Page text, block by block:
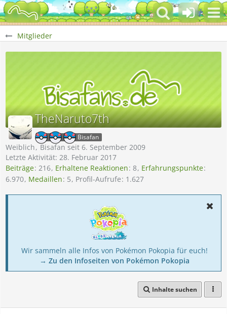
Mitglieder
TheNaruto7th
Bisafan
Weiblich Bisafan seit 6. September 2009
Letzte Aktivität: 28. Februar 2017
Beiträge 216 Erhaltene Reaktionen 8 Erfahrungspunkte
6.970 Medaillen 5 Profil-Aufrufe 1.627
Wir sammeln alle Infos von Pokémon Pokopia für euch!
→ Zu den Infoseiten von Pokémon Pokopia
Inhalte suchen